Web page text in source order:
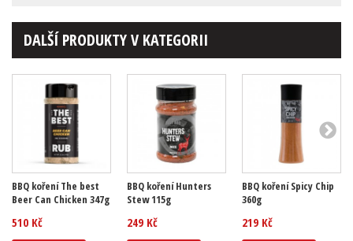
DALŠÍ PRODUKTY V KATEGORII
BBQ koření The best
Beer Can Chicken 347g
510 Kč
BBQ koření Hunters
Stew 115g
249 Kč
BBQ koření Spicy Chip
360g
219 Kč